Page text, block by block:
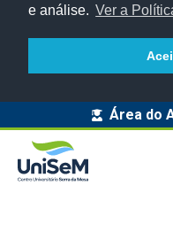
e análise. Ver a
Área do
q
u